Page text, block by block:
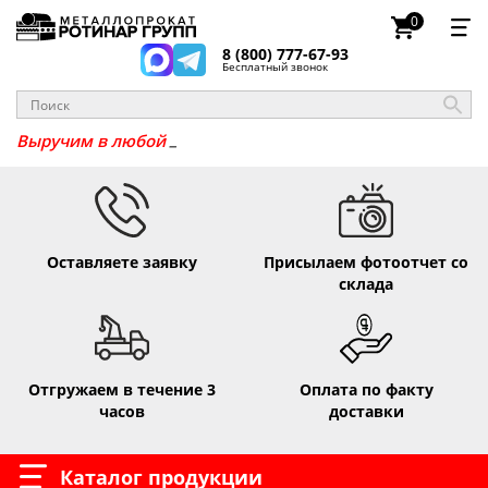
8 (800) 777-67-93
Бесплатный звонок
0
Выручим в
Оставляете заявку
Присылаем фотоотчет со
склада
Отгружаем в течение 3
часов
Оплата по факту
доставки
Каталог продукции